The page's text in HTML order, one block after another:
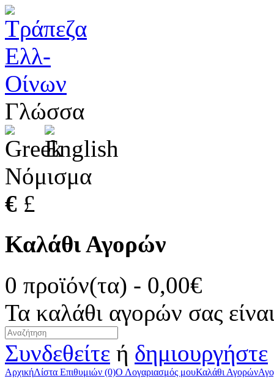
Γλώσσα
Νόμισμα
€ £
Καλάθι Αγορών
0 προϊόν(τα) - 0,00€
Τα καλάθι αγορών σας
Συνδεθείτε ή δημιουργήστε
ΑρχικήΛίστα Επιθυμιών (0)Ο Λογαριασμός μουΚαλάθι Αγορών